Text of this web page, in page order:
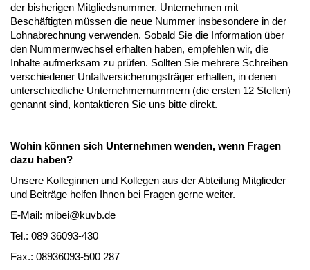
der bisherigen Mitgliedsnummer. Unternehmen mit
Beschäftigten müssen die neue Nummer insbesondere in der
Lohnabrechnung verwenden. Sobald Sie die Information über
den Nummernwechsel erhalten haben, empfehlen wir, die
Inhalte aufmerksam zu prüfen. Sollten Sie mehrere Schreiben
verschiedener Unfallversicherungsträger erhalten, in denen
unterschiedliche Unternehmernummern (die ersten 12 Stellen)
genannt sind, kontaktieren Sie uns bitte direkt.
Wohin können sich Unternehmen wenden, wenn Fragen
dazu haben?
Unsere Kolleginnen und Kollegen aus der Abteilung Mitglieder
und Beiträge helfen Ihnen bei Fragen gerne weiter.
E-Mail: mibei@kuvb.de
Tel.: 089 36093-430
Fax.: 08936093-500 287